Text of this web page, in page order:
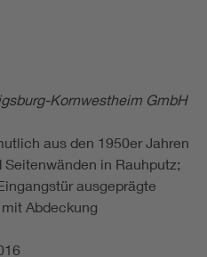
Kornwestheim GmbH
aus den 1950er Jahren
in Rauhputz;
ausgeprägte
Abdeckung